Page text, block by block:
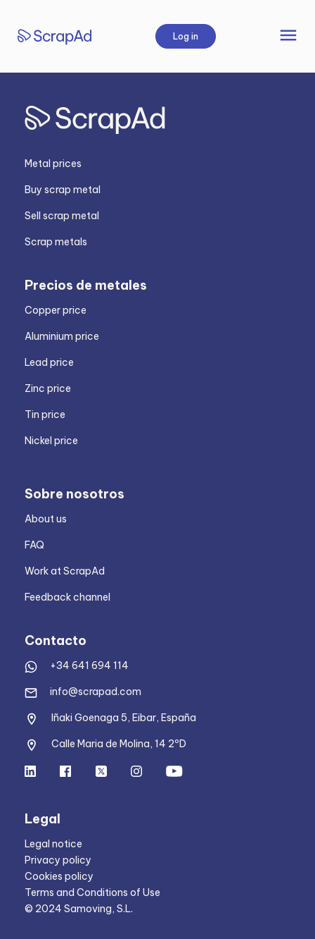
content
Log in menu
Metal prices
Buy scrap metal
Sell scrap metal
Scrap metals
Precios de metales
Copper price
Aluminium price
Lead price
Zinc price
Tin price
Nickel price
Sobre nosotros
About us
FAQ
Work at ScrapAd
Feedback channel
Contacto
+34 641 694 114
info@scrapad.com
Iñaki Goenaga 5, Eibar, España
Calle Maria de Molina, 14 2ºD
Legal
Legal notice
Privacy policy
Cookies policy
Terms and Conditions of Use
© 2024 Samoving, S.L.